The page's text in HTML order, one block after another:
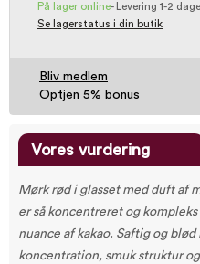
På lager online-
Levering 1-2 dage
Se lagerstatus i din butik
Bliv medlem
Optjen 5% bonus
Vores vurdering
Mørk rød i glasset med duft af
er så koncentreret og
nuance af kakao. Saftig og
koncentration, smuk struktur